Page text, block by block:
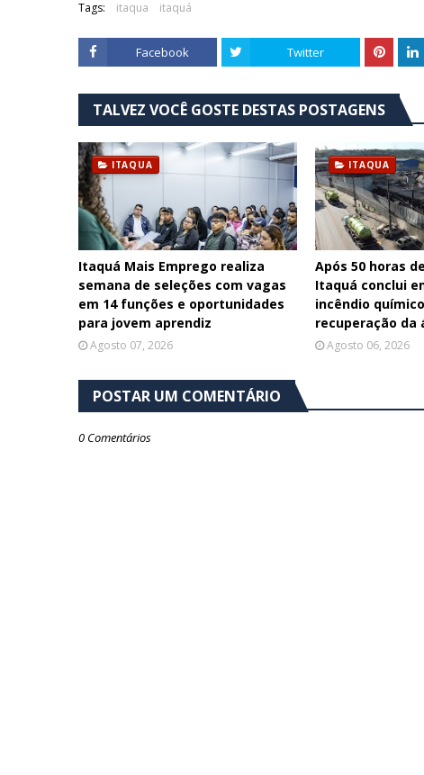
Tags: itaqua itaquá
Facebook Twitter
TALVEZ VOCÊ GOSTE DESTAS POSTAGENS
ITAQUA
Itaquá Mais Emprego realiza
semana de seleções com vagas
em 14 funções e oportunidades
para jovem aprendiz
Agosto 07, 2026
ITAQUA
Após 50 horas
Itaquá conclui
incêndio
recuperação da
Agosto 06, 2026
POSTAR UM COMENTÁRIO
0 Comentários